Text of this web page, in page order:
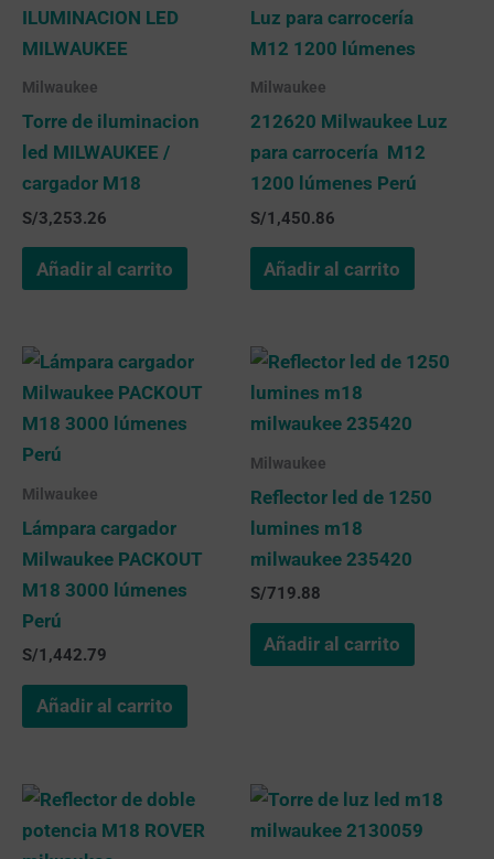
Milwaukee
Torre de iluminacion
led MILWAUKEE /
cargador M18
S/3,253.26
Añadir al carrito
Milwaukee
212620 Milwaukee Luz
para carrocería M12
1200 lúmenes Perú
S/1,450.86
Añadir al carrito
Milwaukee
Lámpara cargador
Milwaukee PACKOUT
M18 3000 lúmenes
Perú
S/1,442.79
Añadir al carrito
Milwaukee
Reflector led de 1250
lumines m18
milwaukee 235420
S/719.88
Añadir al carrito